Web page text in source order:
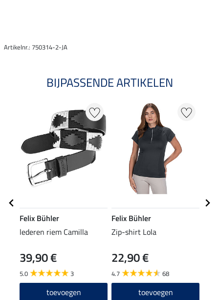
Artikelnr.: 750314-2-JA
BIJPASSENDE ARTIKELEN
Felix Bühler
lederen riem Camilla
39,90 €
5.0 3
toevoegen
Felix Bühler
Zip-shirt Lola
22,90 €
4.7 68
toevoegen